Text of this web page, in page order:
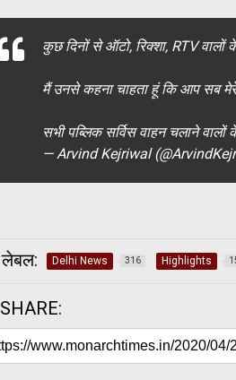
कुछ दिनों से ऑटो, रिक्शा, RTV
मैं उनसे कहना चाहता हूं कि आप सब
सभी पब्लिक सर्विस वाहन चलाने
— Arvind Kejriwal
लेबल: Delhi News 316 Highlights
SHARE: